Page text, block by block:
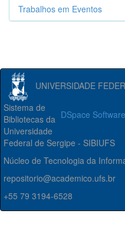
Trabalhos em Eventos
UNIVERSIDADE
DSpace Software
Sistema de
Bibliotecas da
Universidade
Federal de Sergipe - SIBIUFS
Núcleo de Tecnologia da
repositorio@academico.ufs.br
+55 79 3194-6528